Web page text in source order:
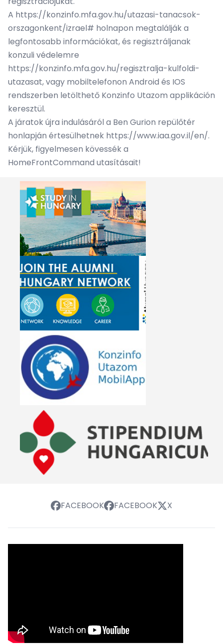
A https://konzinfo.mfa.gov.hu/utazasi-tanacsok-
orszagonkent/izrael# holnapon megtalálják a
legfontosabb információkat, és regisztráljanak
konzuli védelemre
https://konzinfo.mfa.gov.hu/regisztralja-kulfoldi-
utazasat, vagy mobiltelefonon Android és IOS
rendszerben letölthető Konzinfo Utazom applikáción
keresztül.
A járatok újra indulásáról a Ben Gurion repülőtér
honlapján értesülhetnek https://www.iaa.gov.il/en/.
Kérjük, figyelmesen kövessék a
HomeFrontCommand utasításait!
FACEBOOK FACEBOOK X